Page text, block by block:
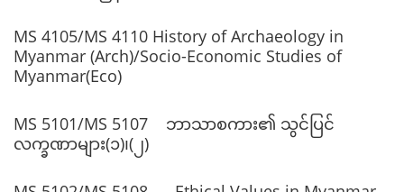
MS 4105/MS 4110 History of Archaeology in
Myanmar (Arch)/Socio-Economic Studies of
Myanmar(Eco)
MS 5101/MS 5107 ဘာသာစကား၏ သွင်ပြင်
လက္ခဏာများ(၁)၊(၂)